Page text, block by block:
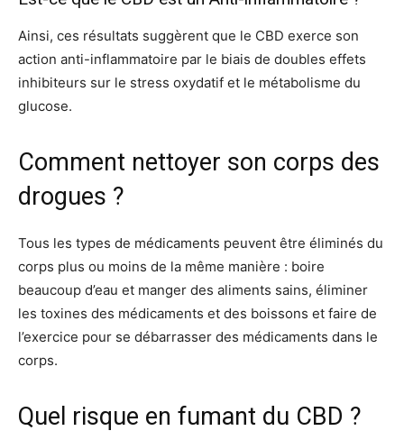
Ainsi, ces résultats suggèrent que le CBD exerce son
action anti-inflammatoire par le biais de doubles effets
inhibiteurs sur le stress oxydatif et le métabolisme du
glucose.
Comment nettoyer son corps des
drogues ?
Tous les types de médicaments peuvent être éliminés du
corps plus ou moins de la même manière : boire
beaucoup d’eau et manger des aliments sains, éliminer
les toxines des médicaments et des boissons et faire de
l’exercice pour se débarrasser des médicaments dans le
corps.
Quel risque en fumant du CBD ?